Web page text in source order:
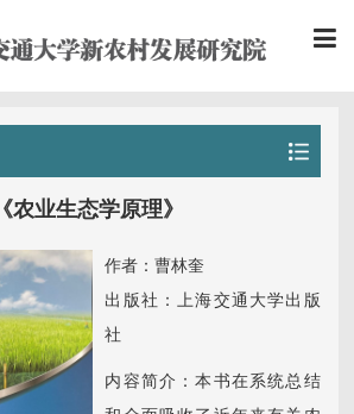
《农业生态学原理》
作者：曹林奎
出版社：上海交通大学出版
社
内容简介：本书在系统总结